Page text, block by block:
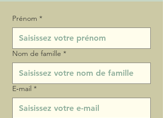
Prénom *
Nom de famille *
E‑mail *